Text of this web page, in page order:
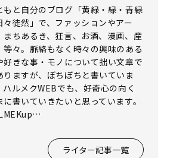
もと自分のブログ「黄緑・緑・青緑
々徒然」で、ファッションやアー
まちあるき、狂言、お酒、漫画、産
等々。脈絡もなく時々の興味のある
好きな事・モノについて拙い文章で
りますが、ぼちぼちと書いていま
ハルメクWEBでも、好奇心の向く
に書いていきたいと思っています。
ライター記事一覧